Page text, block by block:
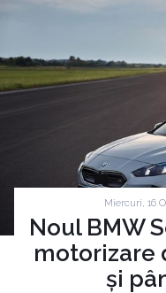
Miercuri, 16
Noul BMW
motorizare
și